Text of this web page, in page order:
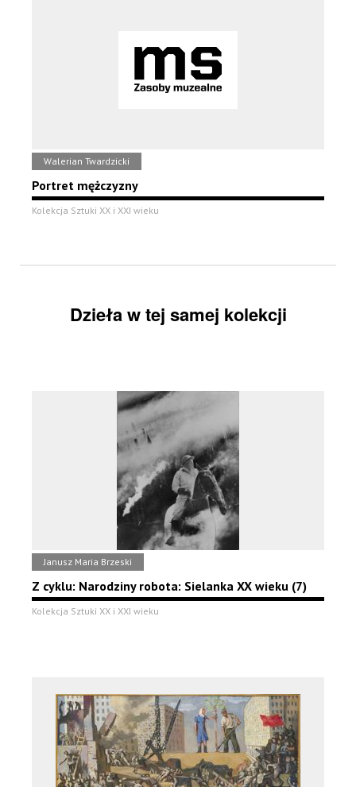
Walerian Twardzicki
Portret mężczyzny
Kolekcja Sztuki XX i XXI wieku
Dzieła w tej samej kolekcji
Janusz Maria Brzeski
Z cyklu: Narodziny robota: Sielanka XX wieku (7)
Kolekcja Sztuki XX i XXI wieku